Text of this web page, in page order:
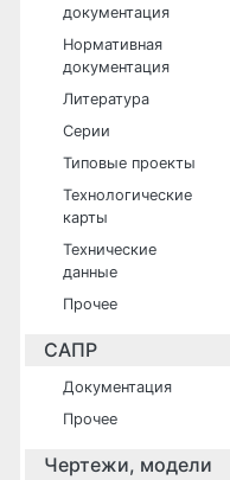
документация
Нормативная
документация
Литература
Серии
Типовые проекты
Технологические
карты
Технические
данные
Прочее
САПР
Документация
Прочее
Чертежи, модели